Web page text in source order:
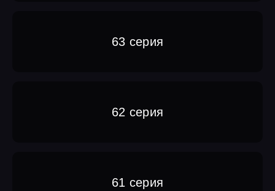
63 серия
62 серия
61 серия